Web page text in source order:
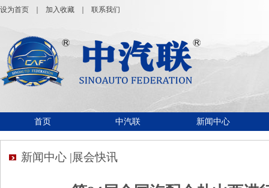
设为首页 加入收藏 联系我们
首页 中汽联 新闻中心
新闻中心 |展会快讯